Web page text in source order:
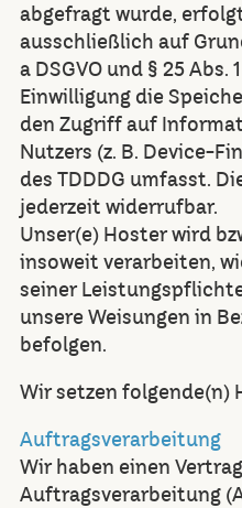
abgefragt wurde,
ausschließlich auf
a DSGVO und § 25 Abs.
Einwilligung die
den Zugriff auf
Nutzers (z. B. Device-
des TDDDG umfasst.
jederzeit widerrufbar.
Unser(e) Hoster wird
insoweit verarbeiten,
seiner
unsere Weisungen in
befolgen.
Wir setzen folgende(n)
Auftragsverarbeitung
Wir haben einen
Auftragsverarbeitung